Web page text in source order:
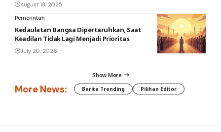
August 18, 2025
Pemerintah
Kedaulatan Bangsa Dipertaruhkan, Saat
Keadilan Tidak Lagi Menjadi Prioritas
July 20, 2026
Show More
More News: Berita Trending Pilihan Editor